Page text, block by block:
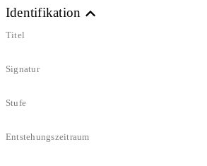
Identifikation
Titel
Signatur
Stufe
Entstehungszeitraum